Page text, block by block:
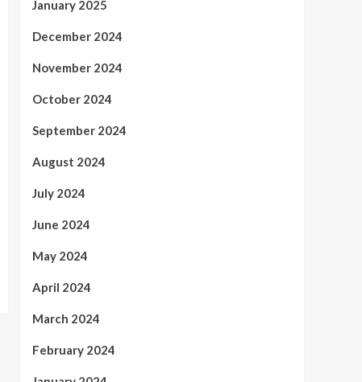
January 2025
December 2024
November 2024
October 2024
September 2024
August 2024
July 2024
June 2024
May 2024
April 2024
March 2024
February 2024